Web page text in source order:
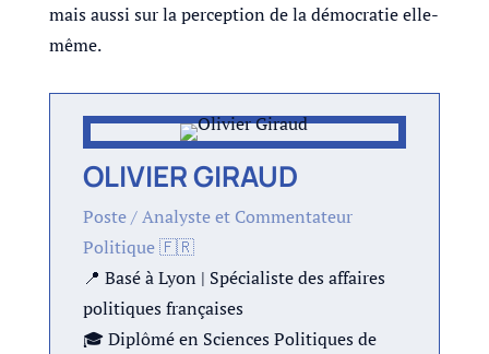
mais aussi sur la perception de la démocratie elle-
même.
OLIVIER GIRAUD
Poste / Analyste et Commentateur
Politique 🇫🇷
📍 Basé à Lyon | Spécialiste des affaires
politiques françaises
🎓 Diplômé en Sciences Politiques de